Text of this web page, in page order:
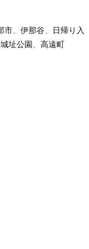
市 伊那谷
日帰り入
址公園 高遠町